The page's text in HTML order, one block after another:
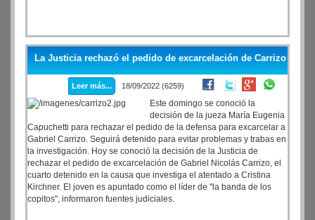
La Justicia rechazó el pedido de excarcelación de Carrizo
Leer más... 18/09/2022 (6259)
Este domingo se conoció la
decisión de la jueza María Eugenia
Capuchetti para rechazar el pedido de la defensa para excarcelar a
Gabriel Carrizo. Seguirá detenido para evitar problemas y trabas en
la investigación. Hoy se conoció la decisión de la Justicia de
rechazar el pedido de excarcelación de Gabriel Nicolás Carrizo, el
cuarto detenido en la causa que investiga el atentado a Cristina
Kirchner. El joven es apuntado como el líder de "la banda de los
copitos", informaron fuentes judiciales.